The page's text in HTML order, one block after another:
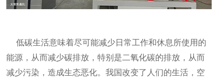
低碳生活意味着尽可能减少日常工作和休息所使用的
能源，从而减少碳排放，特别是二氧化碳的排放，从而
减少污染，造成生态恶化。我国改变了人们的生活，空